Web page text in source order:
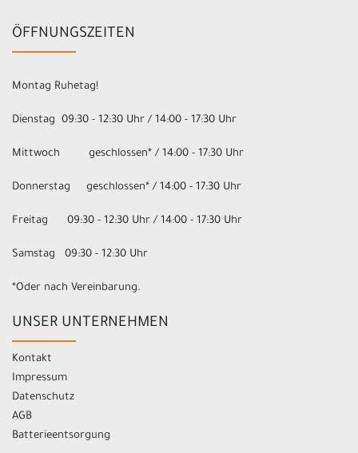
ÖFFNUNGSZEITEN
Montag Ruhetag!
Dienstag 09:30 - 12:30 Uhr / 14:00 - 17:30 Uhr
Mittwoch geschlossen* / 14:00 - 17:30 Uhr
Donnerstag geschlossen* / 14:00 - 17:30 Uhr
Freitag 09:30 - 12:30 Uhr / 14:00 - 17:30 Uhr
Samstag 09:30 - 12:30 Uhr
*Oder nach Vereinbarung.
UNSER UNTERNEHMEN
Kontakt
Impressum
Datenschutz
AGB
Batterieentsorgung